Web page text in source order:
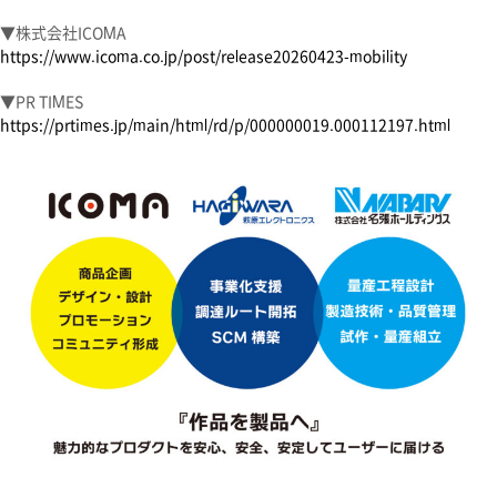
▼株式会社ICOMA
https://www.icoma.co.jp/post/release20260423-mobility
▼PR TIMES
https://prtimes.jp/main/html/rd/p/000000019.000112197.html